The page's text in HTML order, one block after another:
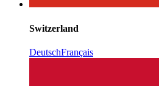
Switzerland
DeutschFrançais